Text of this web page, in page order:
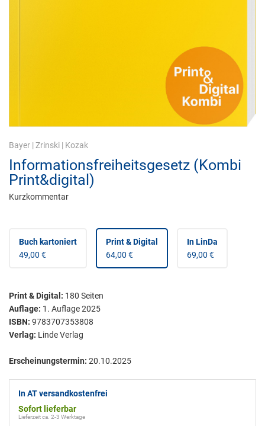
Bayer | Zrinski | Kozak
Informationsfreiheitsgesetz (Kombi
Print&digital)
Kurzkommentar
Buch kartoniert
49,00 €
Print & Digital
64,00 €
In LinDa
69,00 €
Print & Digital : 180 Seiten
Auflage: 1. Auflage 2025
ISBN: 9783707353808
Verlag: Linde Verlag
Erscheinungstermin: 20.10.2025
In AT versandkostenfrei
Sofort lieferbar
Lieferzeit ca. 2-3 Werktage